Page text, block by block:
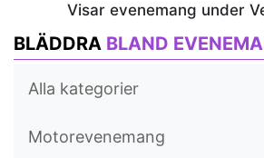
Visar evenemang under
BLÄDDRA BLAND
Alla kategorier
Motorevenemang